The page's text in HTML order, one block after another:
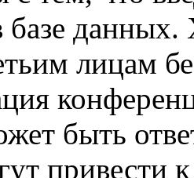
базе
лицам
быть
привести